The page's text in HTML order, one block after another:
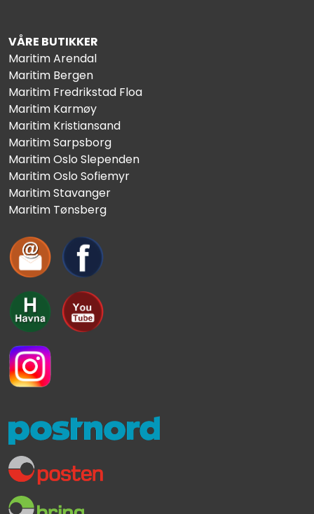
VÅRE BUTIKKER
Maritim Arendal
Maritim Bergen
Maritim Fredrikstad Floa
Maritim Karmøy
Maritim Kristiansand
Maritim Sarpsborg
Maritim Oslo Slependen
Maritim Oslo Sofiemyr
Maritim Stavanger
Maritim Tønsberg